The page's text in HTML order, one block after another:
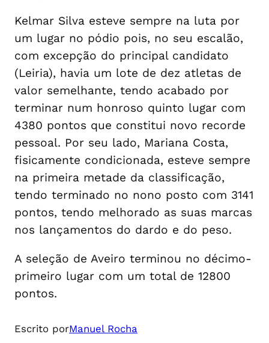
Kelmar Silva esteve sempre na luta por
um lugar no pódio pois, no seu escalão,
com excepção do principal candidato
(Leiria), havia um lote de dez atletas de
valor semelhante, tendo acabado por
terminar num honroso quinto lugar com
4380 pontos que constitui novo recorde
pessoal. Por seu lado, Mariana Costa,
fisicamente condicionada, esteve sempre
na primeira metade da classificação,
tendo terminado no nono posto com 3141
pontos, tendo melhorado as suas marcas
nos lançamentos do dardo e do peso.
A seleção de Aveiro terminou no décimo-
primeiro lugar com um total de 12800
pontos.
Escrito porManuel Rocha